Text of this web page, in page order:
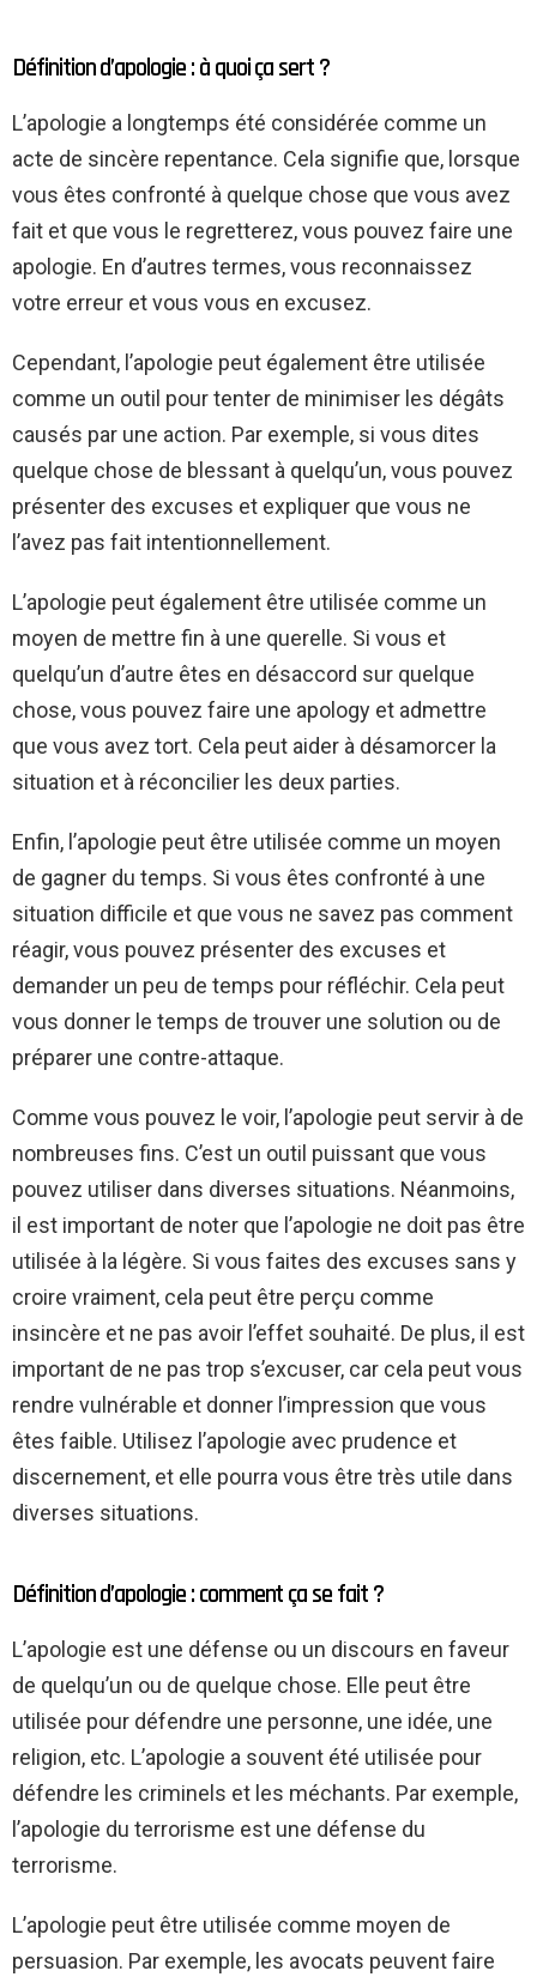
Définition d’apologie : à quoi ça sert ?
L’apologie a longtemps été considérée comme un
acte de sincère repentance. Cela signifie que, lorsque
vous êtes confronté à quelque chose que vous avez
fait et que vous le regretterez, vous pouvez faire une
apologie. En d’autres termes, vous reconnaissez
votre erreur et vous vous en excusez.
Cependant, l’apologie peut également être utilisée
comme un outil pour tenter de minimiser les dégâts
causés par une action. Par exemple, si vous dites
quelque chose de blessant à quelqu’un, vous pouvez
présenter des excuses et expliquer que vous ne
l’avez pas fait intentionnellement.
L’apologie peut également être utilisée comme un
moyen de mettre fin à une querelle. Si vous et
quelqu’un d’autre êtes en désaccord sur quelque
chose, vous pouvez faire une apology et admettre
que vous avez tort. Cela peut aider à désamorcer la
situation et à réconcilier les deux parties.
Enfin, l’apologie peut être utilisée comme un moyen
de gagner du temps. Si vous êtes confronté à une
situation difficile et que vous ne savez pas comment
réagir, vous pouvez présenter des excuses et
demander un peu de temps pour réfléchir. Cela peut
vous donner le temps de trouver une solution ou de
préparer une contre-attaque.
Comme vous pouvez le voir, l’apologie peut servir à de
nombreuses fins. C’est un outil puissant que vous
pouvez utiliser dans diverses situations. Néanmoins,
il est important de noter que l’apologie ne doit pas être
utilisée à la légère. Si vous faites des excuses sans y
croire vraiment, cela peut être perçu comme
insincère et ne pas avoir l’effet souhaité. De plus, il est
important de ne pas trop s’excuser, car cela peut vous
rendre vulnérable et donner l’impression que vous
êtes faible. Utilisez l’apologie avec prudence et
discernement, et elle pourra vous être très utile dans
diverses situations.
Définition d’apologie : comment ça se fait ?
L’apologie est une défense ou un discours en faveur
de quelqu’un ou de quelque chose. Elle peut être
utilisée pour défendre une personne, une idée, une
religion, etc. L’apologie a souvent été utilisée pour
défendre les criminels et les méchants. Par exemple,
l’apologie du terrorisme est une défense du
terrorisme.
L’apologie peut être utilisée comme moyen de
persuasion. Par exemple, les avocats peuvent faire